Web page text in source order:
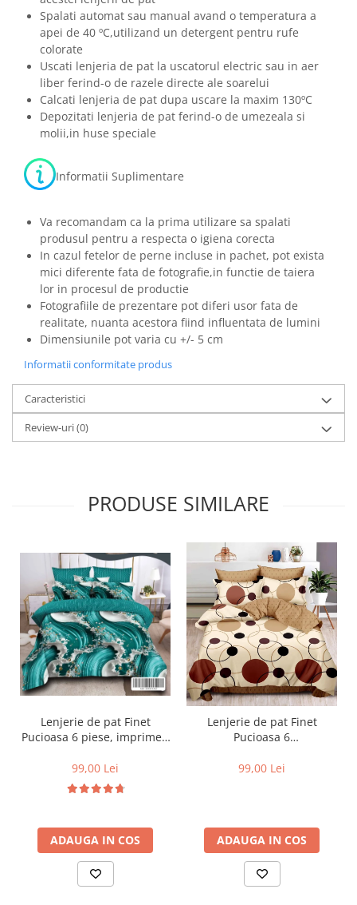
Spalati automat sau manual avand o temperatura a
apei de 40 ºC,utilizand un detergent pentru rufe
colorate
Uscati lenjeria de pat la uscatorul electric sau in aer
liber ferind-o de razele directe ale soarelui
Calcati lenjeria de pat dupa uscare la maxim 130ºC
Depozitati lenjeria de pat ferind-o de umezeala si
molii,in huse speciale
Informatii Suplimentare
Va recomandam ca la prima utilizare sa spalati
produsul pentru a respecta o igiena corecta
In cazul fetelor de perne incluse in pachet, pot exista
mici diferente fata de fotografie,in functie de taiera
lor in procesul de productie
Fotografiile de prezentare pot diferi usor fata de
realitate, nuanta acestora fiind influentata de lumini
Dimensiunile pot varia cu +/- 5 cm
Informatii conformitate produs
Caracteristici
Review-uri(0)
PRODUSE SIMILARE
Lenjerie de pat Finet
Pucioasa 6 piese, imprimeu
alb și auriu-R619
99,00 Lei
ADAUGA IN COS
Lenjerie de pat Finet
Pucioasa 6
si buline-R369
99,00 Lei
ADAUGA IN COS